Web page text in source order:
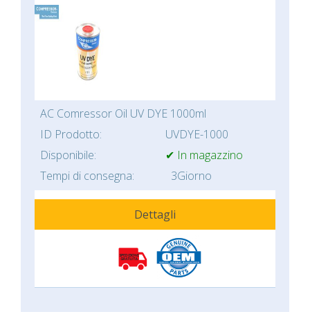
AC Comressor Oil UV DYE 1000ml
ID Prodotto:
UVDYE-1000
Disponibile:
✔ In magazzino
Tempi di consegna:
3Giorno
Dettagli